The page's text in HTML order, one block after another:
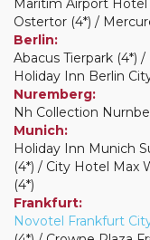
Maritim Airport
Ostertor (4*) /
Berlin:
Abacus Tierpark (4*)
Holiday Inn Berlin
Nuremberg:
Nh Collection
Munich:
Holiday Inn Munich
(4*) / City Hotel Max
(4*)
Frankfurt:
Novotel Frankfurt